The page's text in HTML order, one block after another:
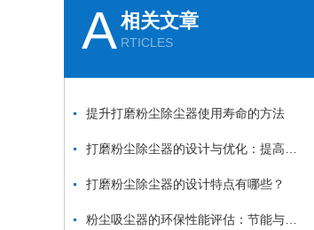
A相关文章
RTICLES
提升打磨粉尘除尘器使用寿命的方法
打磨粉尘除尘器的设计特点有哪些？